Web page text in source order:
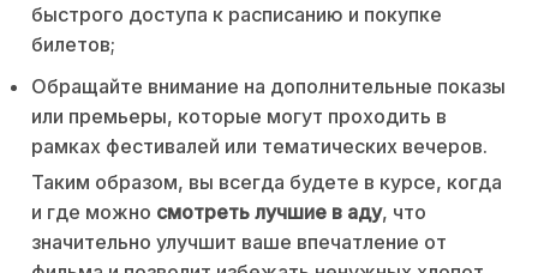
быстрого доступа к расписанию и покупке
билетов;
Обращайте внимание на дополнительные показы
или премьеры, которые могут проходить в
рамках фестивалей или тематических вечеров.
Таким образом, вы всегда будете в курсе, когда
и где можно смотреть лучшие в аду, что
значительно улучшит ваше впечатление от